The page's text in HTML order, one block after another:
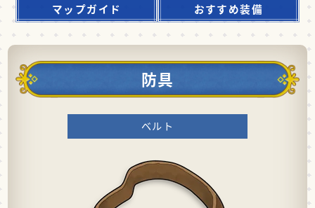
マップガイド
おすすめ装備
防具
ベルト